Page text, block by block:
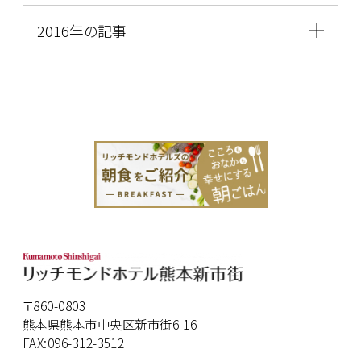
2016年の記事
〒860-0803
熊本県熊本市中央区新市街6-16
FAX:096-312-3512